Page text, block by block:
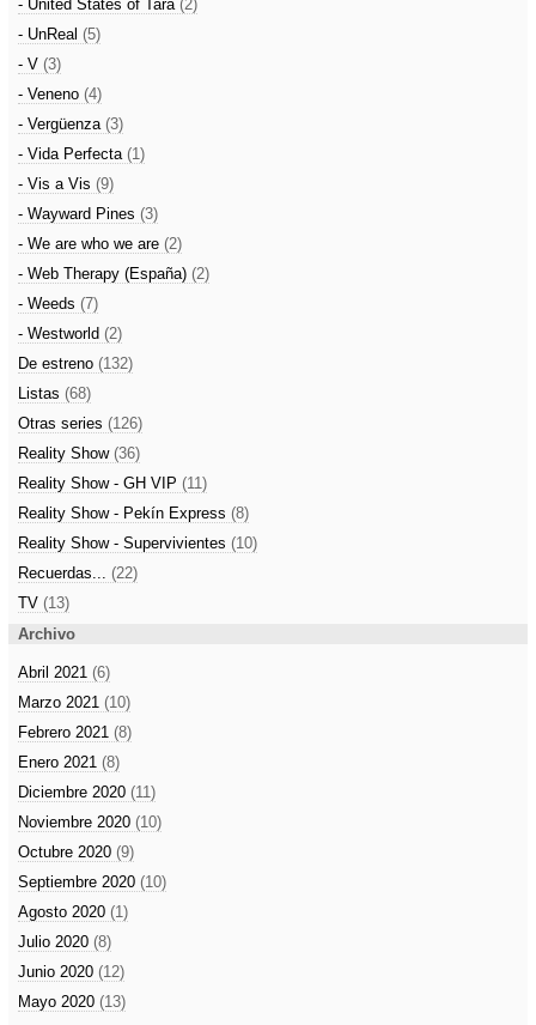
- United States of Tara (2)
- UnReal (5)
- V (3)
- Veneno (4)
- Vergüenza (3)
- Vida Perfecta (1)
- Vis a Vis (9)
- Wayward Pines (3)
- We are who we are (2)
- Web Therapy (España) (2)
- Weeds (7)
- Westworld (2)
De estreno (132)
Listas (68)
Otras series (126)
Reality Show (36)
Reality Show - GH VIP (11)
Reality Show - Pekín Express (8)
Reality Show - Supervivientes (10)
Recuerdas... (22)
TV (13)
Archivo
Abril 2021 (6)
Marzo 2021 (10)
Febrero 2021 (8)
Enero 2021 (8)
Diciembre 2020 (11)
Noviembre 2020 (10)
Octubre 2020 (9)
Septiembre 2020 (10)
Agosto 2020 (1)
Julio 2020 (8)
Junio 2020 (12)
Mayo 2020 (13)